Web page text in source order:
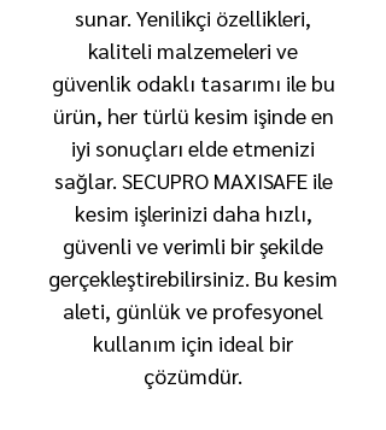
sunar. Yenilikçi özellikleri,
kaliteli malzemeleri ve
güvenlik odaklı tasarımı ile bu
ürün, her türlü kesim işinde en
iyi sonuçları elde etmenizi
sağlar. SECUPRO MAXISAFE ile
kesim işlerinizi daha hızlı,
güvenli ve verimli bir şekilde
gerçekleştirebilirsiniz. Bu kesim
aleti, günlük ve profesyonel
kullanım için ideal bir
çözümdür.